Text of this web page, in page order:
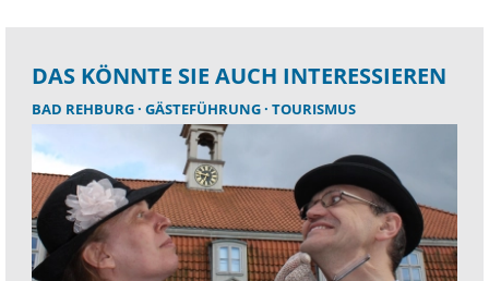
DAS KÖNNTE SIE AUCH INTERESSIEREN
BAD REHBURG GÄSTEFÜHRUNG TOURISMUS